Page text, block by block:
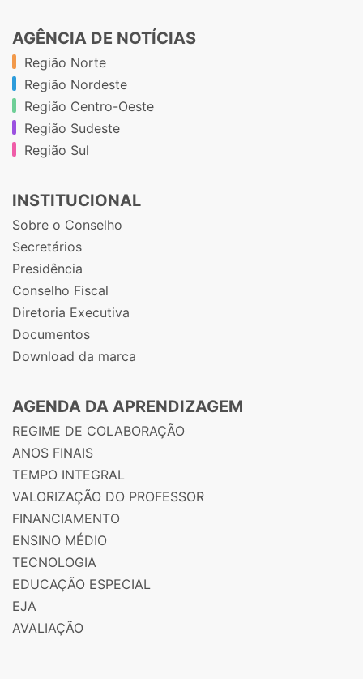
AGÊNCIA DE NOTÍCIAS
Região Norte
Região Nordeste
Região Centro-Oeste
Região Sudeste
Região Sul
INSTITUCIONAL
Sobre o Conselho
Secretários
Presidência
Conselho Fiscal
Diretoria Executiva
Documentos
Download da marca
AGENDA DA APRENDIZAGEM
REGIME DE COLABORAÇÃO
ANOS FINAIS
TEMPO INTEGRAL
VALORIZAÇÃO DO PROFESSOR
FINANCIAMENTO
ENSINO MÉDIO
TECNOLOGIA
EDUCAÇÃO ESPECIAL
EJA
AVALIAÇÃO